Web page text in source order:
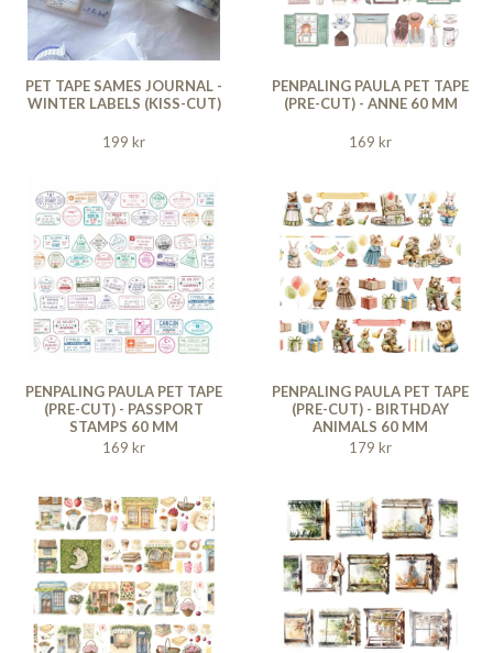
PET TAPE SAMES JOURNAL -
WINTER LABELS (KISS-CUT)
199 kr
PENPALING PAULA PET TAPE
(PRE-CUT) - ANNE 60 MM
169 kr
PENPALING PAULA PET TAPE
(PRE-CUT) - PASSPORT
STAMPS 60 MM
169 kr
PENPALING PAULA PET TAPE
(PRE-CUT) - BIRTHDAY
ANIMALS 60 MM
179 kr